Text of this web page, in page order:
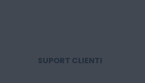
SUPORT CLIENTI